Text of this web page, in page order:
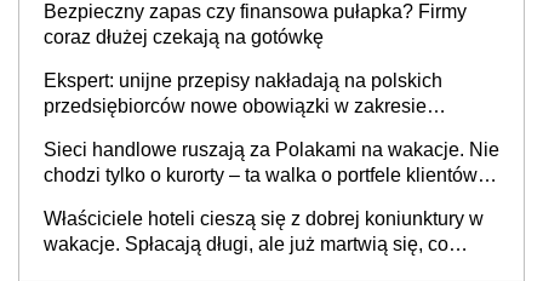
Bezpieczny zapas czy finansowa pułapka? Firmy
coraz dłużej czekają na gotówkę
Ekspert: unijne przepisy nakładają na polskich
przedsiębiorców nowe obowiązki w zakresie
Sieci handlowe ruszają za Polakami na wakacje. Nie
chodzi tylko o kurorty – ta walka o portfele klientów
cichu
Właściciele hoteli cieszą się z dobrej koniunktury w
wakacje. Spłacają długi, ale już martwią się, co